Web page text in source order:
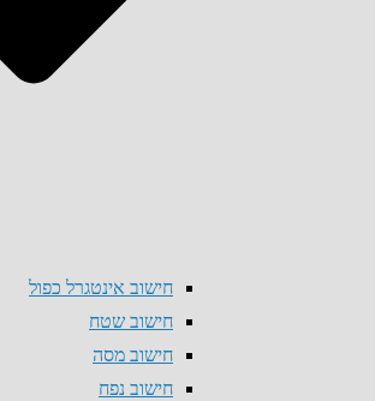
חישוב אינטגרל כפול
חישוב שטח
חישוב מסה
חישוב נפח